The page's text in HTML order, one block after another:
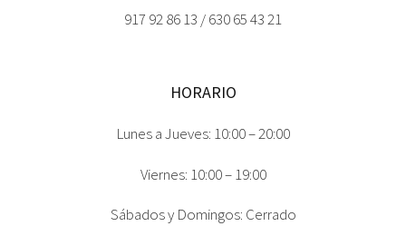
917 92 86 13 / 630 65 43 21
HORARIO
Lunes a Jueves: 10:00 – 20:00
Viernes: 10:00 – 19:00
Sábados y Domingos: Cerrado